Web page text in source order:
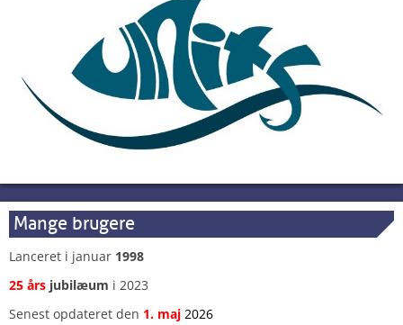
Mange brugere
Lanceret i januar 1998
25 års jubilæum i 2023
Senest opdateret den 1. maj 2026